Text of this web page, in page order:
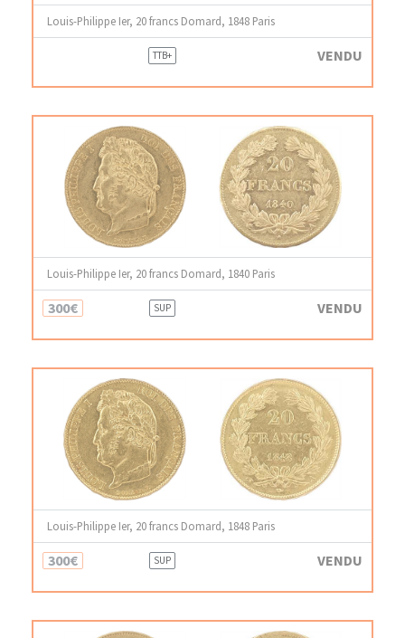
Louis-Philippe Ier, 20 francs Domard, 1848 Paris
TTB+ VENDU
Louis-Philippe Ier, 20 francs Domard, 1840 Paris
300€ SUP VENDU
Louis-Philippe Ier, 20 francs Domard, 1848 Paris
300€ SUP VENDU